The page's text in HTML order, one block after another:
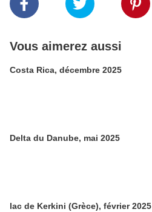
Vous aimerez aussi
Costa Rica, décembre 2025
Delta du Danube, mai 2025
lac de Kerkini (Grèce), février 2025